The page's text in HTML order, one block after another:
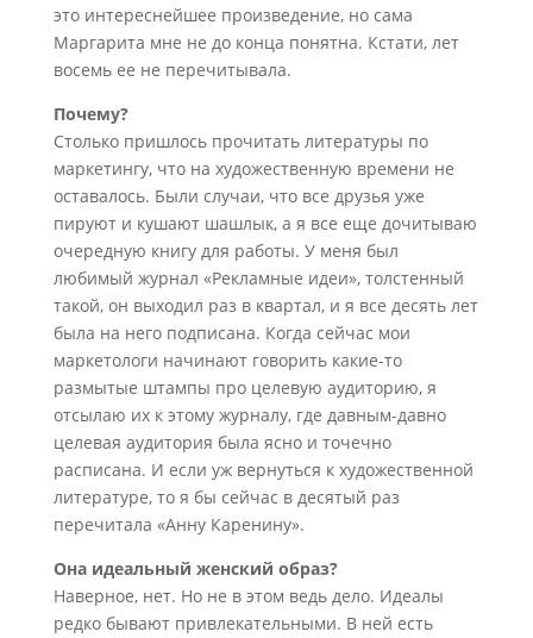
это интереснейшее произведение, но сама
Маргарита мне не до конца понятна. Кстати, лет
восемь ее не перечитывала.
Почему?
Столько пришлось прочитать литературы по
маркетингу, что на художественную времени не
оставалось. Были случаи, что все друзья уже
пируют и кушают шашлык, а я все еще дочитываю
очередную книгу для работы. У меня был
любимый журнал «Рекламные идеи», толстенный
такой, он выходил раз в квартал, и я все десять лет
была на него подписана. Когда сейчас мои
маркетологи начинают говорить какие-то
размытые штампы про целевую аудиторию, я
отсылаю их к этому журналу, где давным-давно
целевая аудитория была ясно и точечно
расписана. И если уж вернуться к художественной
литературе, то я бы сейчас в десятый раз
перечитала «Анну Каренину».
Она идеальный женский образ?
Наверное, нет. Но не в этом ведь дело. Идеалы
редко бывают привлекательными. В ней есть